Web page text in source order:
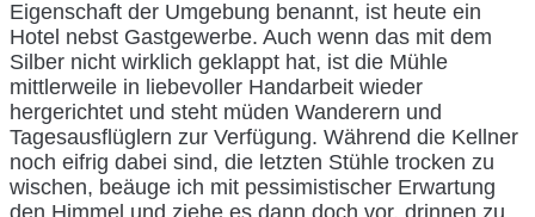
Eigenschaft der Umgebung benannt, ist heute ein
Hotel nebst Gastgewerbe. Auch wenn das mit dem
Silber nicht wirklich geklappt hat, ist die Mühle
mittlerweile in liebevoller Handarbeit wieder
hergerichtet und steht müden Wanderern und
Tagesausflüglern zur Verfügung. Während die Kellner
noch eifrig dabei sind, die letzten Stühle trocken zu
wischen, beäuge ich mit pessimistischer Erwartung
den Himmel und ziehe es dann doch vor, drinnen zu